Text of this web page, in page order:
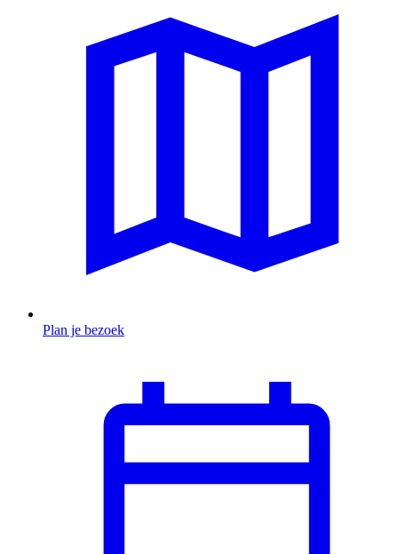
Plan je bezoek